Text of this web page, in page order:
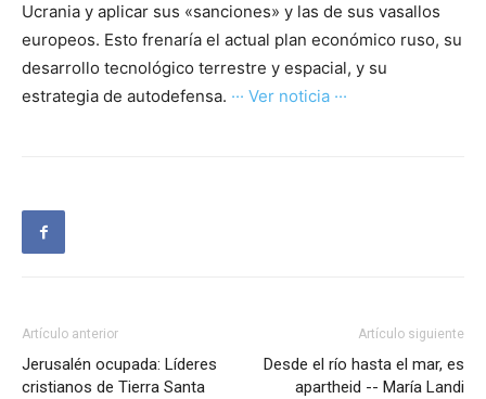
Ucrania y aplicar sus «sanciones» y las de sus vasallos
europeos. Esto frenaría el actual plan económico ruso, su
desarrollo tecnológico terrestre y espacial, y su
estrategia de autodefensa. ··· Ver noticia ···
Artículo anterior
Jerusalén ocupada: Líderes
cristianos de Tierra Santa
Artículo siguiente
Desde el río hasta el mar, es
apartheid -- María Landi